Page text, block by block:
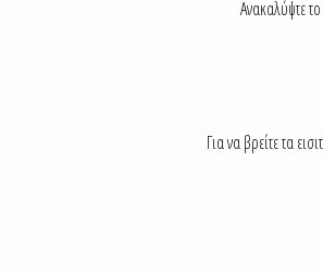
Ανακαλύψτε
Για να βρείτε τα